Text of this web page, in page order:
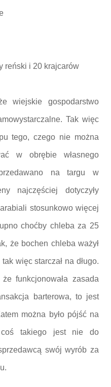
reński i 20 krajcarów
wiejskie gospodarstwo
Tak więc
tego, czego nie można
w obrębie własnego
na targu w
najczęściej dotyczyły
stosunkowo więcej
choćby chleba za 25
że bochen chleba ważył
więc starczał na długo.
funkcjonowała zasada
barterowa, to jest
można było pójść na
takiego jest nie do
swój wyrób za